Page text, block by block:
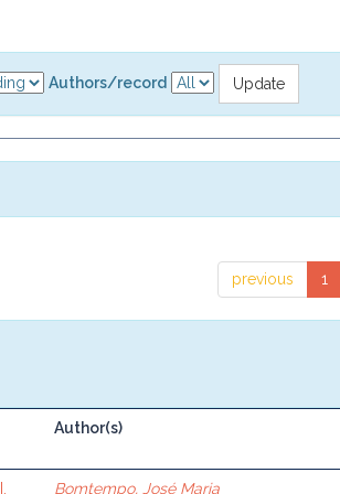
Authors/record
previous 1
Author(s)
Bomtempo, José Maria